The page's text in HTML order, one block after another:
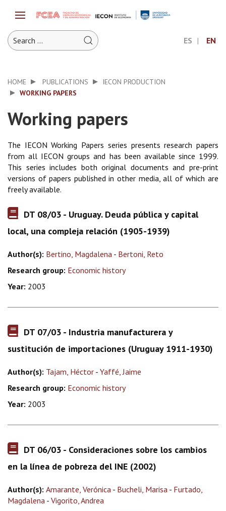
ES EN
HOME PUBLICATIONS
IECON PRODUCTION
WORKING PAPERS
Working papers
The IECON Working Papers series presents research papers
from all IECON groups and has been available since 1999.
This series includes both original documents and pre-print
versions of papers published in other media, all of which are
freely available.
DT 08/03 - Uruguay. Deuda pública y capital
local, una compleja relación (1905-1939)
Author(s): Bertino, Magdalena - Bertoni, Reto
Research group: Economic history
Year: 2003
DT 07/03 - Industria manufacturera y
sustitución de importaciones (Uruguay 1911-1930)
Author(s): Tajam, Héctor - Yaffé, Jaime
Research group: Economic history
Year: 2003
DT 06/03 - Consideraciones sobre los cambios
en la línea de pobreza del INE (2002)
Author(s): Amarante, Verónica - Bucheli, Marisa - Furtado,
Magdalena - Vigorito, Andrea